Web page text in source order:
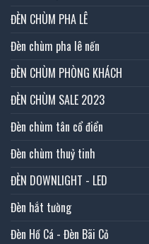
ĐÈN CHÙM PHA LÊ
Đèn chùm pha lê nến
ĐÈN CHÙM PHÒNG KHÁCH
ĐÈN CHÙM SALE 2023
Đèn chùm tân cổ điển
Đèn chùm thuỷ tinh
ĐÈN DOWNLIGHT - LED
Đèn hắt tường
Đèn Hồ Cá - Đèn Bãi Cỏ